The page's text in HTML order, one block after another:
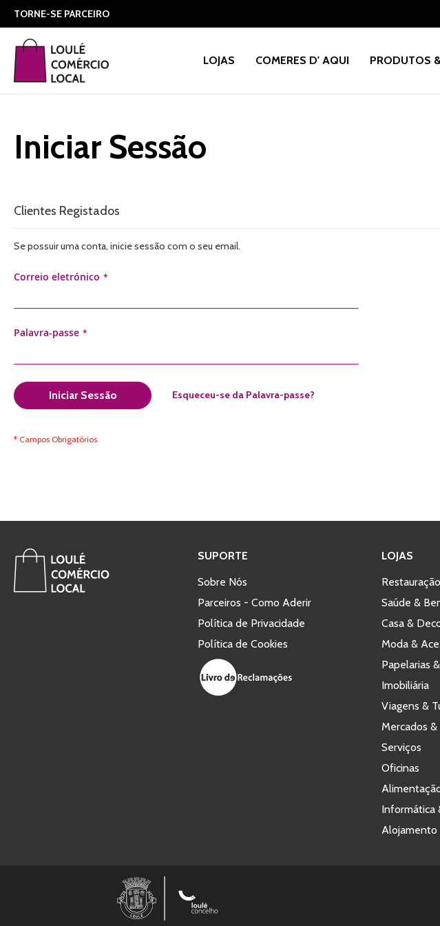
TORNE-SE PARCEIRO
LOJAS COMERES D' AQUI PRODUTOS
Iniciar Sessão
Clientes Registados
Se possuir uma conta, inicie sessão com o seu email.
Correio eletrónico
Palavra-passe
Iniciar Sessão Esqueceu-se da Palavra-passe?
SUPORTE
Sobre Nós
Parceiros - Como Aderir
Política de Privacidade
Política de Cookies
LOJAS
Restauração
Saúde &
Casa &
Moda &
Papelarias
Imobiliária
Viagens &
Mercados
Serviços
Oficinas
Informática
Alojamento